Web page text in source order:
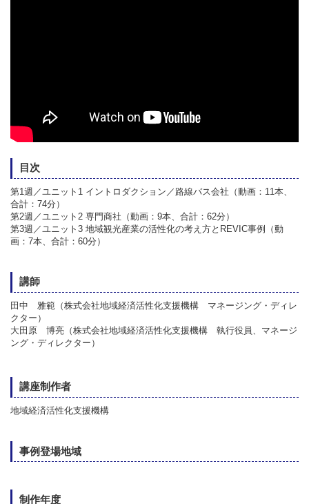
目次
第1週／ユニット1 イントロダクション／路線バス会社（動画：11本、
合計：74分）
第2週／ユニット2 専門商社（動画：9本、合計：62分）
第3週／ユニット3 地域観光産業の活性化の考え方とREVIC事例（動
画：7本、合計：60分）
講師
田中 雅範（株式会社地域経済活性化支援機構 マネージング・ディレ
クター）
大田原 博亮（株式会社地域経済活性化支援機構 執行役員、マネージ
ング・ディレクター）
講座制作者
地域経済活性化支援機構
事例登場地域
制作年度